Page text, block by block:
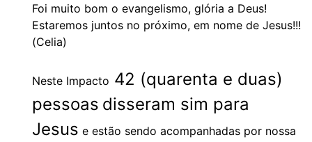
Foi muito bom o evangelismo, glória a Deus!
Estaremos juntos no próximo, em nome de Jesus!!!
(Celia)
Neste Impacto 42 (quarenta e duas)
pessoas disseram sim para
Jesus e estão sendo acompanhadas por nossa